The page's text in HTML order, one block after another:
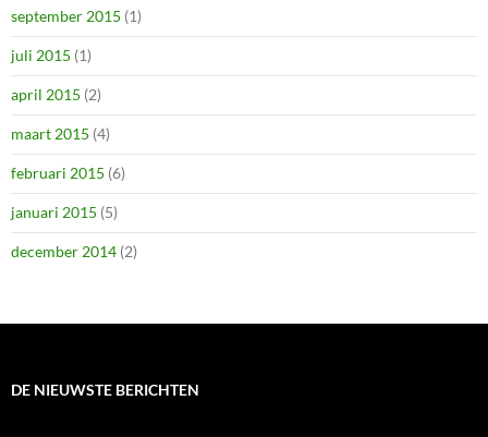
september 2015 (1)
juli 2015 (1)
april 2015 (2)
maart 2015 (4)
februari 2015 (6)
januari 2015 (5)
december 2014 (2)
DE NIEUWSTE BERICHTEN